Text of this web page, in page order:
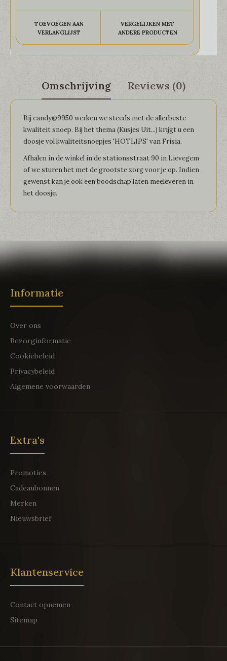
TOEVOEGEN AAN
VERLANGLIJST
VERGELIJKEN MET
ANDERE PRODUCTEN
Omschrijving Reviews (0)
Bij candy@9950 werken we steeds met de allerbeste
kwaliteit snoep. Bij het thema (Kusjes Uit...) krijgt u een
doosje vol kwaliteitsnoepjes 'HOTLIPS' van Frisia.
Afhalen in de winkel in de stationsstraat 90 in Lievegem
of we sturen het met de grootste zorg voor je op. Indien
gewenst kan je ook een boodschap laten meeleveren in
het doosje.
Informatie
Over ons
Bezorginformatie
Cookiebeleid
Privacybeleid
Algemene voorwaarden
Extra's
Promoties
Cadeaubonnen
Merken
Nieuwsbrief
Klantenservice
Contact opnemen
Sitemap